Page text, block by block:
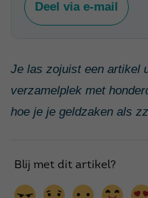
Deel via e-mail
Je las zojuist een artikel
verzamelplek met
hoe je je geldzaken als